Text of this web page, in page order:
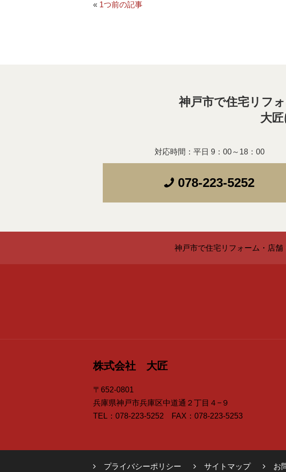
« 1つ前の記事
神戸市で住宅リフ
大
対応時間：平日 9：00～18：00
078-223-5252
神戸市で住宅リフォーム・店舗
株式会社 大匠
〒652-0801
兵庫県神戸市兵庫区中道通２丁目４−９
TEL：078-223-5252 FAX：078-223-5253
プライバシーポリシー サイトマップ お